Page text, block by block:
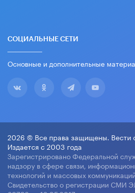
СОЦИАЛЬНЫЕ СЕТИ
Основные и дополнительные
2026 © Все права защищены. Вести
Издается с 2003 года
Зарегистрировано Федеральной
надзору в сфере связи,
технологий и массовых
Свидетельство о регистрации СМИ